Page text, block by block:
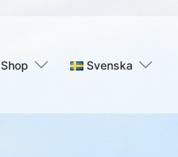
Shop Svenska